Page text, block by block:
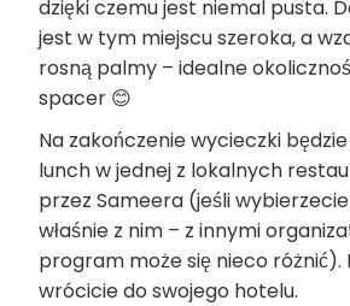
dzięki czemu jest niemal pusta.
jest w tym miejscu szeroka, a
rosną palmy – idealne
spacer 😊
Na zakończenie wycieczki
lunch w jednej z lokalnych
przez Sameera (jeśli
właśnie z nim – z innymi
program może się nieco różnić).
wrócicie do swojego hotelu.